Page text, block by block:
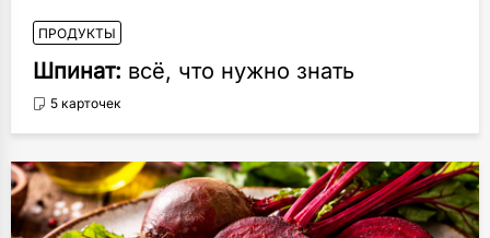
ПРОДУКТЫ
Шпинат: всё, что нужно знать
5 карточек